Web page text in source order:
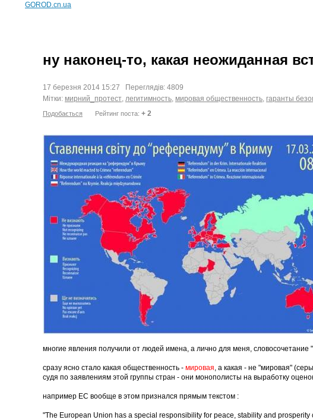
GOROD.cn.ua
ну наконец-то, какая неожиданная
17 березня 2014 15:27 Переглядів: 4809
Мітки: мирний_протест, легитимность, мировая общественность, гаранты
Подобається Рейтинг поста: + 2
многие явления получили от людей имена, а лично для меня, словосочетание "
сразу ясно стало какая общественность - мировая, а какая - не "мировая"
судя по заявлениям этой группы стран - они монополисты на выработку
например ЕС вообще в этом признался прямым текстом :
"The European Union has a special responsibility for peace, stability and